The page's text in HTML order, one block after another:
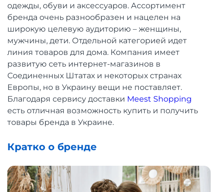
одежды, обуви и аксессуаров. Ассортимент
бренда очень разнообразен и нацелен на
широкую целевую аудиторию – женщины,
мужчины, дети. Отдельной категорией идет
линия товаров для дома. Компания имеет
развитую сеть интернет-магазинов в
Соединенных Штатах и ​​некоторых странах
Европы, но в Украину вещи не поставляет.
Благодаря сервису доставки Meest Shopping
есть отличная возможность купить и получить
товары бренда в Украине.
Кратко о бренде